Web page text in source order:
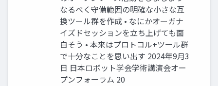
なるべく守備範囲の明確な小さな互
換ツール群を作成 • なにかオーガナ
イズドセッションを立ち上げても面
白そう • 本来はプロトコル+ツール群
で十分なことを思い出す 2024年9月3
日 日本ロボット学会学術講演会オー
プンフォーラム 20